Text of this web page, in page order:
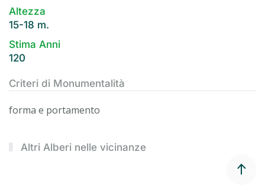
Altezza
15-18 m.
Stima Anni
120
Criteri di Monumentalità
forma e portamento
Altri Alberi nelle vicinanze